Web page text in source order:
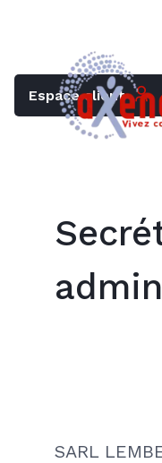
Espace client
SARL